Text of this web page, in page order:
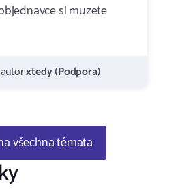
si muzete
autorxtedy (Podpora)
všechna témata